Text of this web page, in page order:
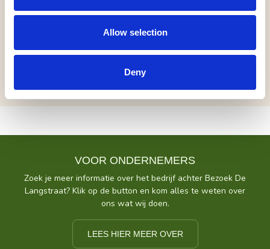
Allow selection
Deny
www.icemanvieze.com
inclusief (pauze)drankje | geen korting
VOOR ONDERNEMERS
Zoek je meer informatie over het bedrijf achter Bezoek De
Langstraat? Klik op de button en kom alles te weten over
ons wat wij doen.
LEES HIER MEER OVER